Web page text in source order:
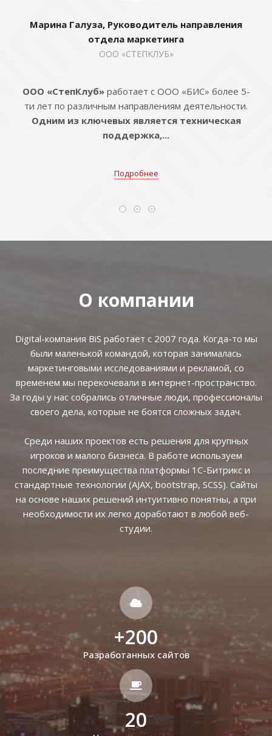
Марина Галуза, Руководитель направления
отдела маркетинга
ООО «СТЕПКЛУБ»
ООО «СтепКлуб»работает с ООО «БИС» более 5-
ти лет по различным направлениям деятельности.
Одним из ключевых является техническая
поддержка,...
Подробнее
О компании
Digital-компания BiS работает с 2007 года. Когда-то мы
были маленькой командой, которая занималась
маркетинговыми исследованиями и рекламой, со
временем мы перекочевали в интернет-пространство.
За годы у нас собрались отличные люди, профессионалы
своего дела, которые не боятся сложных задач.
Среди наших проектов есть решения для крупных
игроков и малого бизнеса. В работе используем
последние преимущества платформы 1С-Битрикс и
стандартные технологии (AJAX, bootstrap, SCSS). Сайты
на основе наших решений интуитивно понятны, а при
необходимости их легко доработают в любой веб-
студии.
+200
Разработанных сайтов
20